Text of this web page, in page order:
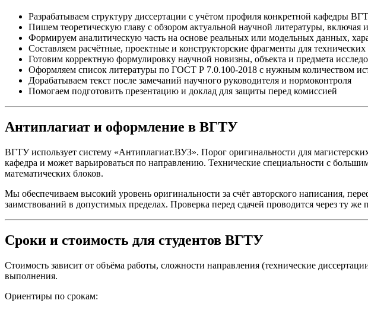
Разрабатываем структуру диссертации с учётом профиля конкретной кафедры
Пишем теоретическую главу с обзором актуальной научной литературы, включая
Формируем аналитическую часть на основе реальных или модельных данных,
Составляем расчётные, проектные и конструкторские фрагменты для
Готовим корректную формулировку научной новизны, объекта и предмета
Оформляем список литературы по ГОСТ Р 7.0.100-2018 с нужным количеством
Дорабатываем текст после замечаний научного руководителя и нормоконтроля
Помогаем подготовить презентацию и доклад для защиты перед комиссией
Антиплагиат и оформление в ВГТУ
ВГТУ использует систему «Антиплагиат.ВУЗ». Порог оригинальности для
кафедра и может варьироваться по направлению. Технические специальности с
математических блоков.
Мы обеспечиваем высокий уровень оригинальности за счёт авторского написания,
заимствований в допустимых пределах. Проверка перед сдачей проводится через ту
Сроки и стоимость для студентов ВГТУ
Стоимость зависит от объёма работы, сложности направления (технические
выполнения.
Ориентиры по срокам: